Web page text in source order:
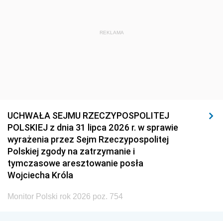
REKLAMA
UCHWAŁA SEJMU RZECZYPOSPOLITEJ
POLSKIEJ z dnia 31 lipca 2026 r. w sprawie
wyrażenia przez Sejm Rzeczypospolitej
Polskiej zgody na zatrzymanie i
tymczasowe aresztowanie posła
Wojciecha Króla
Monitor Polski rok 2026 poz. 754